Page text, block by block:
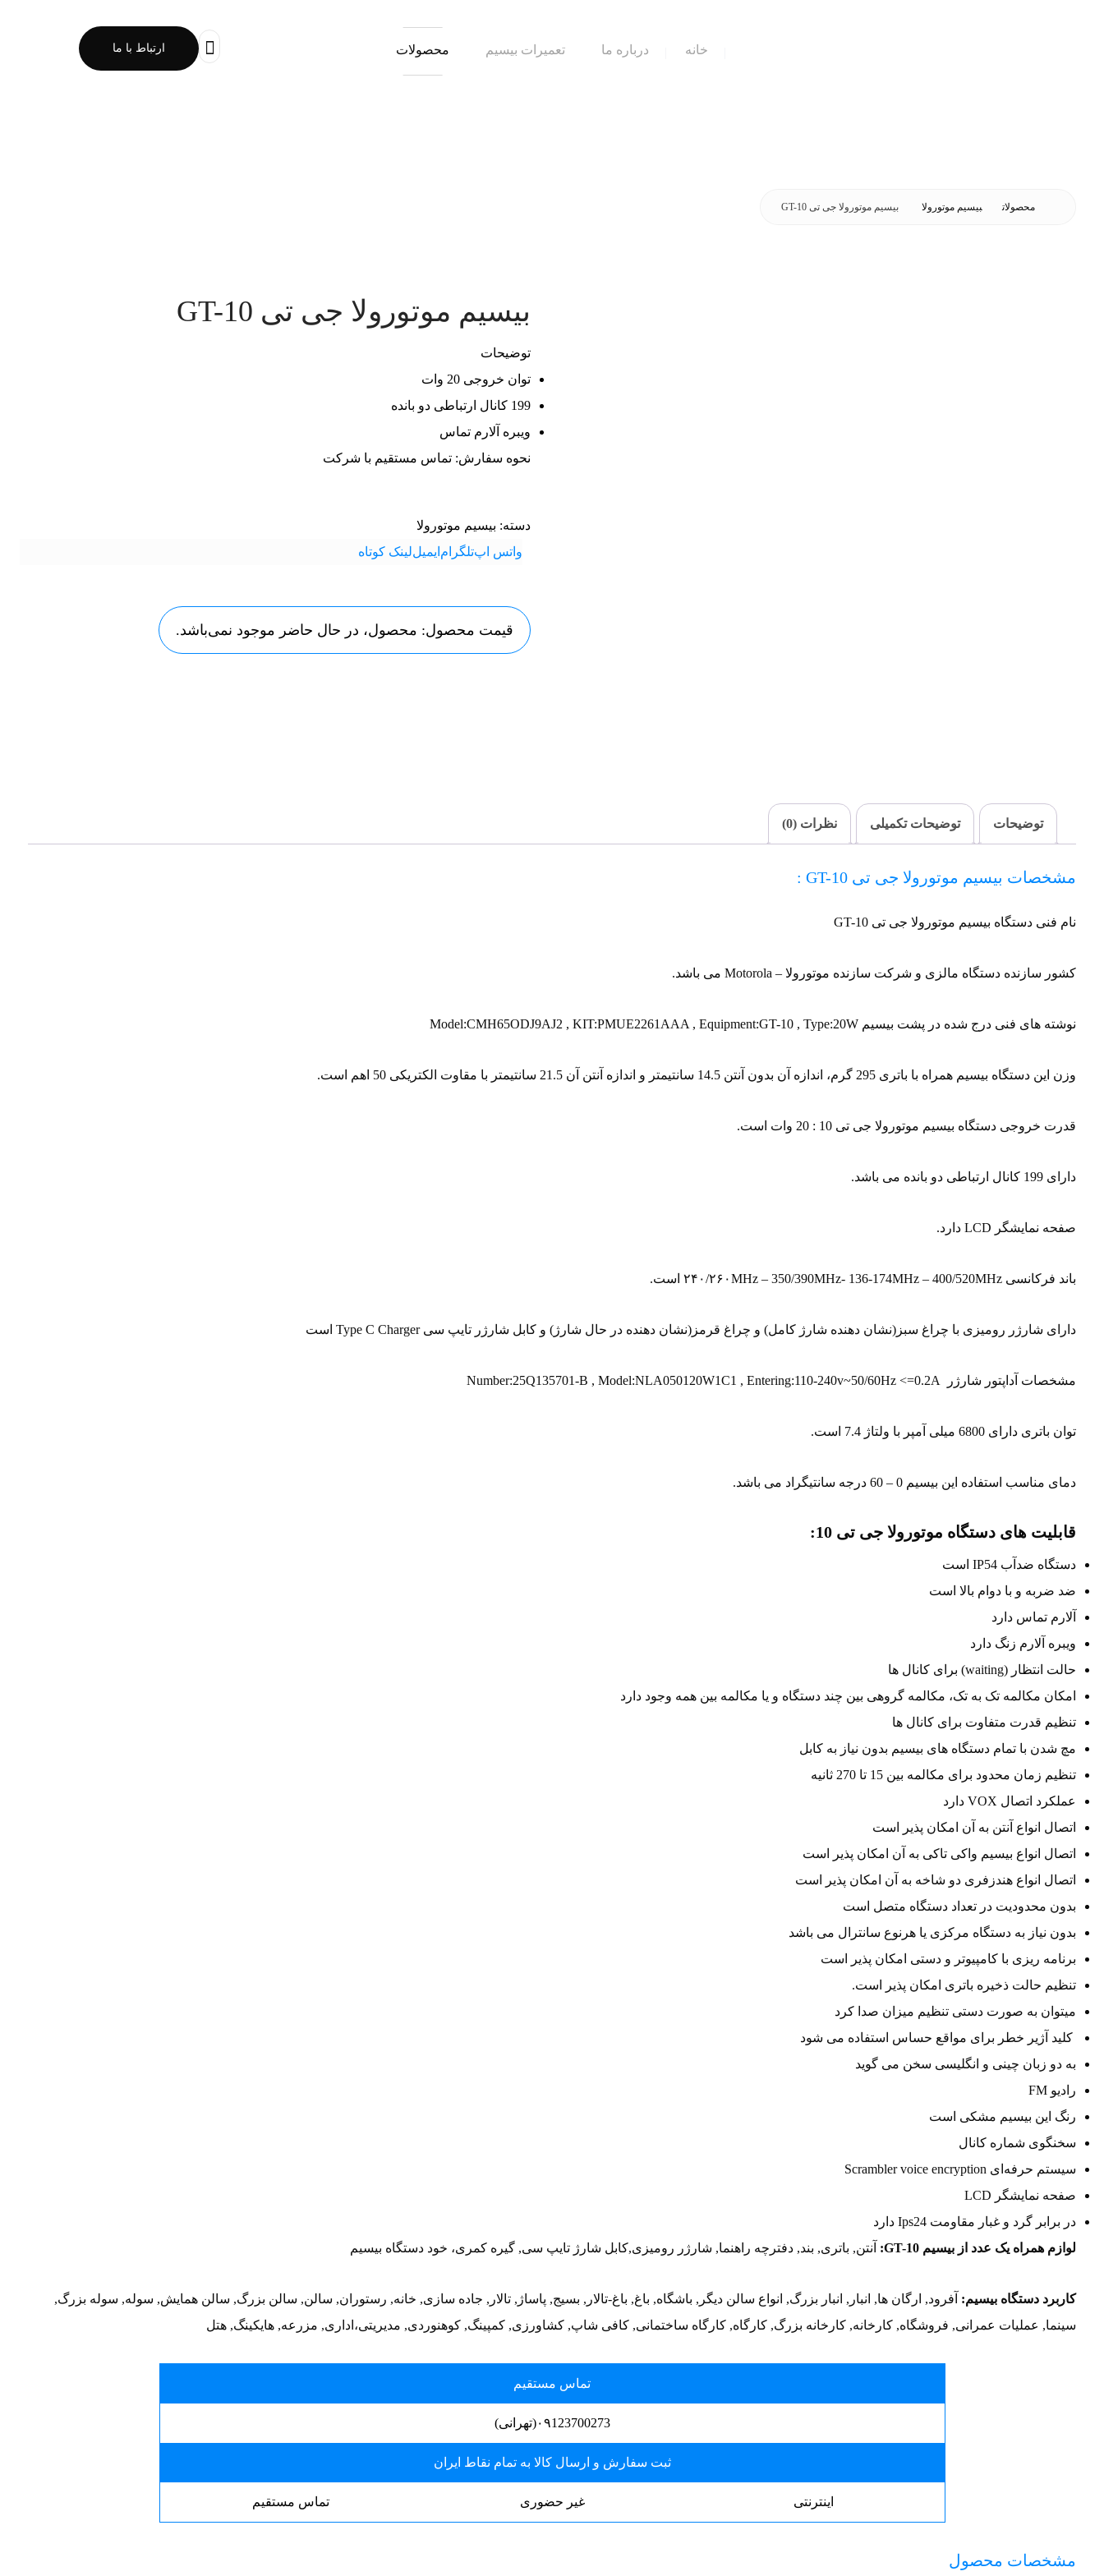
خانه درباره ما تعمیرات بیسیم محصولات ارتباط با ما
محصولات بیسیم موتورولا بیسیم موتورولا جی تی GT-10
بیسیم موتورولا جی تی GT-10
توضیحات
توان خروجی 20 وات
199 کانال ارتباطی دو بانده
ویبره آلارم تماس
نحوه سفارش: تماس مستقیم با شرکت
دسته: بیسیم موتورولا
واتس اپتلگرام ایمیللینک کوتاه
قیمت محصول: محصول، در حال حاضر موجود نمی‌باشد.
توضیحات توضیحات تکمیلی نظرات (0)
مشخصات بیسیم موتورولا جی تی GT-10 :
نام فنی دستگاه بیسیم موتورولا جی تی GT-10
کشور سازنده دستگاه مالزی و شرکت سازنده موتورولا – Motorola می باشد.
نوشته های فنی درج شده در پشت بیسیم Model:CMH65ODJ9AJ2 , KIT:PMUE2261AAA , Equipment:GT-10 , Type:20W
وزن این دستگاه بیسیم همراه با باتری 295 گرم، اندازه آن بدون آنتن 14.5 سانتیمتر و اندازه آنتن آن 21.5 سانتیمتر با مقاوت الکتریکی 50 اهم است.
قدرت خروجی دستگاه بیسیم موتورولا جی تی 10 : 20 وات است.
دارای 199 کانال ارتباطی دو بانده می باشد.
صفحه نمایشگر LCD دارد.
باند فرکانسی ۲۴۰/۲۶۰MHz – 350/390MHz- 136-174MHz – 400/520MHz است.
دارای شارژر رومیزی با چراغ سبز(نشان دهنده شارژ کامل) و چراغ قرمز(نشان دهنده در حال شارژ) و کابل شارژر تایپ سی Type C Charger است
مشخصات آداپتور شارژر Number:25Q135701-B , Model:NLA050120W1C1 , Entering:110-240v~50/60Hz <=0.2A
توان باتری دارای 6800 میلی آمپر با ولتاژ 7.4 است.
دمای مناسب استفاده این بیسیم 0 – 60 درجه سانتیگراد می باشد.
قابلیت های دستگاه موتورولا جی تی 10:
دستگاه ضدآب IP54 است
ضد ضربه و با دوام بالا است
آلارم تماس دارد
ویبره آلارم زنگ دارد
حالت انتظار (waiting) برای کانال ها
امکان مکالمه تک به تک، مکالمه گروهی بین چند دستگاه و یا مکالمه بین همه وجود دارد
تنظیم قدرت متفاوت برای کانال ها
مچ شدن با تمام دستگاه های بیسیم بدون نیاز به کابل
تنظیم زمان محدود برای مکالمه بین 15 تا 270 ثانیه
عملکرد اتصال VOX دارد
اتصال انواع آنتن به آن امکان پذیر است
اتصال انواع بیسیم واکی تاکی به آن امکان پذیر است
اتصال انواع هندزفری دو شاخه به آن امکان پذیر است
بدون محدودیت در تعداد دستگاه متصل است
بدون نیاز به دستگاه مرکزی یا هرنوع سانترال می باشد
برنامه ریزی با کامپیوتر و دستی امکان پذیر است
تنظیم حالت ذخیره باتری امکان پذیر است.
میتوان به صورت دستی تنظیم میزان صدا کرد
کلید آژیر خطر برای مواقع حساس استفاده می شود
به دو زبان چینی و انگلیسی سخن می گوید
رادیو FM
رنگ این بیسیم مشکی است
سخنگوی شماره کانال
سیستم حرفه‌ای Scrambler voice encryption
صفحه نمایشگر LCD
در برابر گرد و غبار مقاومت Ips24 دارد
لوازم همراه یک عدد از بیسیم GT-10:
آنتن, باتری, بند, دفترچه راهنما, شارژر رومیزی,کابل شارژ تایپ سی, گیره کمری، خود دستگاه بیسیم
کاربرد دستگاه بیسیم: آفرود, ارگان ها, انبار, انبار بزرگ, انواع سالن دیگر, باشگاه, باغ, باغ-تالار, بسیج, پاساژ, تالار, جاده سازی, خانه, رستوران, سالن, سالن بزرگ, سالن همایش, سوله, سوله بزرگ,
سینما, عملیات عمرانی, فروشگاه, کارخانه, کارخانه بزرگ, کارگاه, کارگاه ساختمانی, کافی شاپ, کشاورزی, کمپینگ, کوهنوردی, مدیریتی،اداری, مزرعه, هایکینگ, هتل
تماس مستقیم
۰۹123700273(تهرانی)
ثبت سفارش و ارسال کالا به تمام نقاط ایران
اینترنتی غیر حضوری تماس مستقیم
مشخصات محصول